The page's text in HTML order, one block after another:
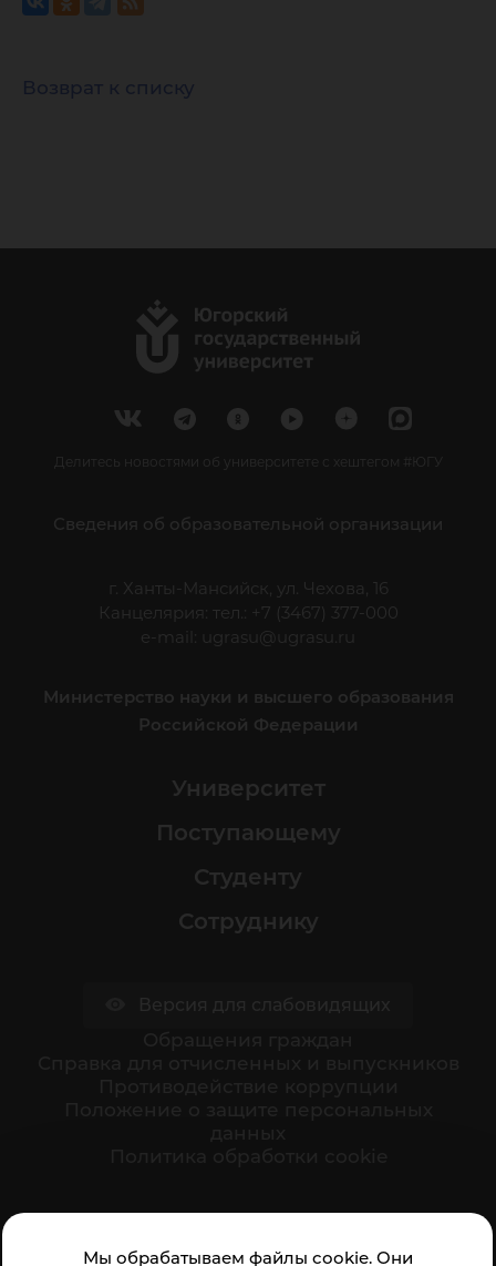
Мы обрабатываем файлы cookie. Они
Возврат к списку
Делитесь новостями об университете с хештегом #ЮГУ
Сведения об образовательной организации
г. Ханты-Мансийск, ул. Чехова, 16
Канцелярия: тел.: +7 (3467) 377-000
e-mail:
ugrasu@ugrasu.ru
Министерство науки и высшего образования
Российской Федерации
Университет
Поступающему
Студенту
Сотруднику
организации: